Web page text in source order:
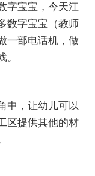
字宝宝，今天江
数字宝宝（教师
一部电话机，做
。
中，让幼儿可以
区提供其他的材